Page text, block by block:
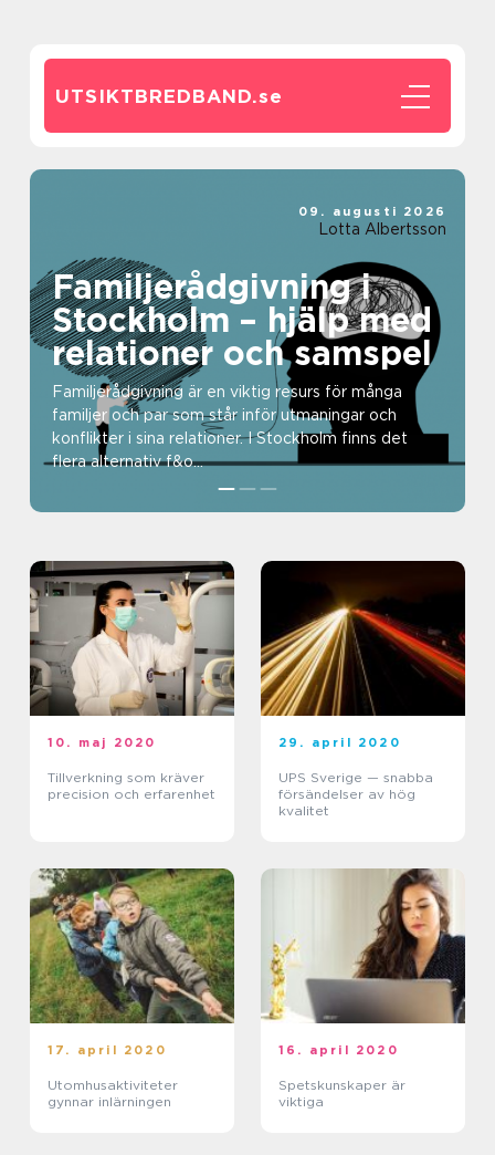
UTSIKTBREDBAND.se
Familjerådgivning i
Stockholm – hjälp med
relationer och samspel
Familjerådgivning är en viktig resurs för många
familjer och par som står inför utmaningar och
konflikter i sina relationer. I Stockholm finns det
flera alternativ f&o...
09. augusti 2026
Lotta Albertsson
10. maj 2020
Tillverkning som kräver
precision och erfarenhet
29. april 2020
UPS Sverige — snabba
försändelser av hög
kvalitet
17. april 2020
Utomhusaktiviteter
gynnar inlärningen
16. april 2020
Spetskunskaper är
viktiga